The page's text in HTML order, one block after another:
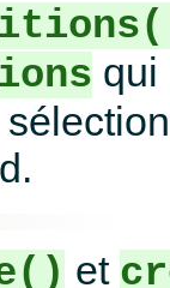
qui
et